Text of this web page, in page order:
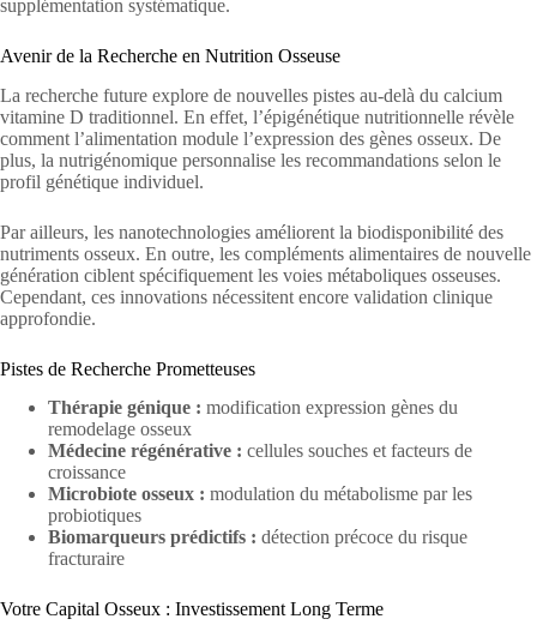
supplémentation systématique.
Avenir de la Recherche en Nutrition Osseuse
La recherche future explore de nouvelles pistes au-delà du calcium
vitamine D traditionnel. En effet, l’épigénétique nutritionnelle révèle
comment l’alimentation module l’expression des gènes osseux. De
plus, la nutrigénomique personnalise les recommandations selon le
profil génétique individuel.
Par ailleurs, les nanotechnologies améliorent la biodisponibilité des
nutriments osseux. En outre, les compléments alimentaires de nouvelle
génération ciblent spécifiquement les voies métaboliques osseuses.
Cependant, ces innovations nécessitent encore validation clinique
approfondie.
Pistes de Recherche Prometteuses
Thérapie génique : modification expression gènes du
remodelage osseux
Médecine régénérative : cellules souches et facteurs de
croissance
Microbiote osseux : modulation du métabolisme par les
probiotiques
Biomarqueurs prédictifs : détection précoce du risque
fracturaire
Votre Capital Osseux : Investissement Long Terme